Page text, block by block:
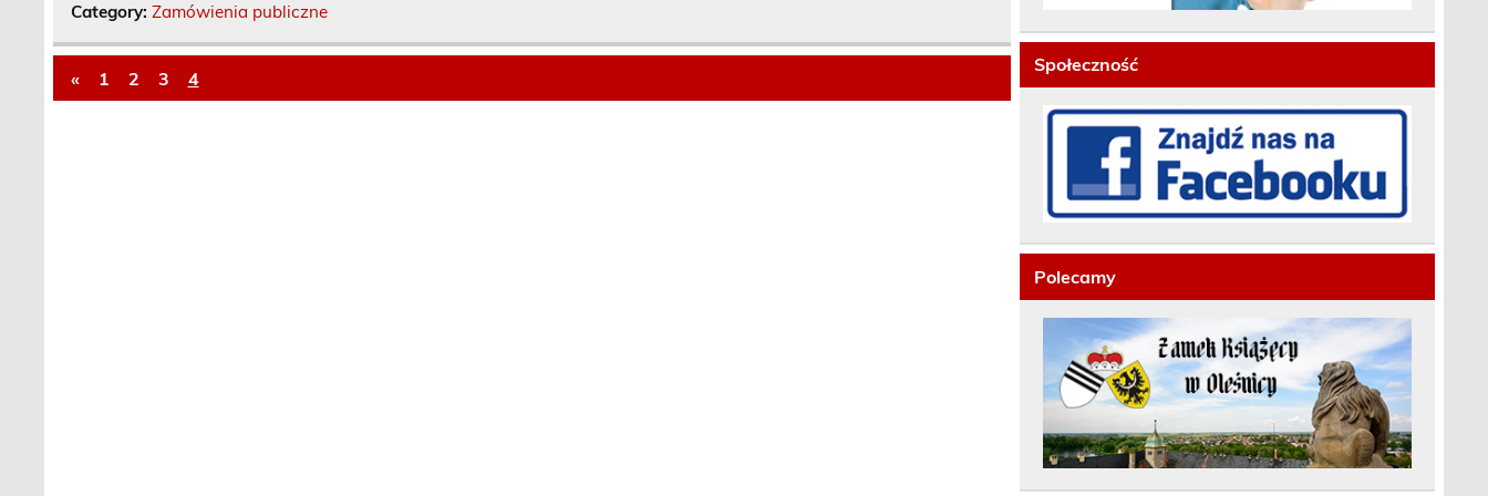
Category:Zamówienia publiczne
« 1 2 3 4
Społeczność
Polecamy